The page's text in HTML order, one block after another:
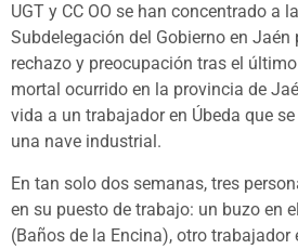
UGT y CC OO se han concentrado a
Subdelegación del Gobierno en Jaén
rechazo y preocupación tras el
mortal ocurrido en la provincia de
vida a un trabajador en Úbeda que
una nave industrial.
En tan solo dos semanas, tres
en su puesto de trabajo: un buzo en
(Baños de la Encina), otro